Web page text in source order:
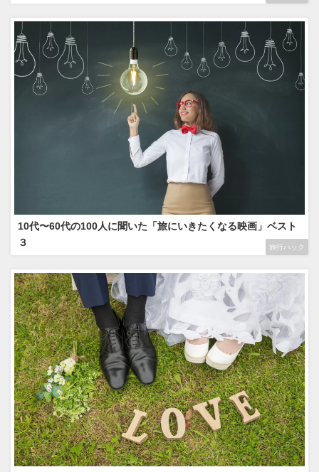
旅行ハック
10代〜60代の100人に聞いた「旅にいきたくなる映画」ベスト
３